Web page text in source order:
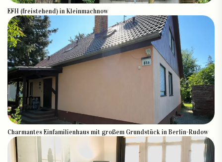
EFH (freistehend) in Kleinmachnow
Charmantes Einfamilienhaus mit großem Grundstück in Berlin-Rudow